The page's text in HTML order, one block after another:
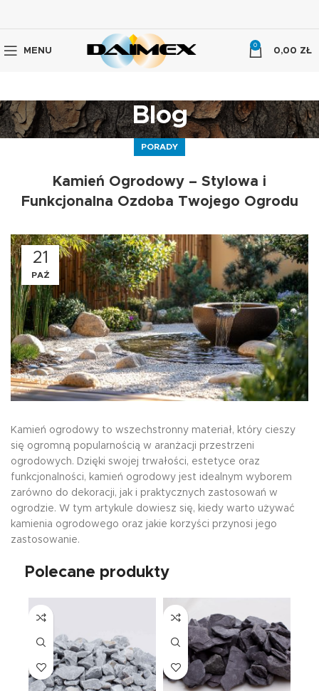
MENU
0
0,00 ZŁ
Blog
PORADY
Kamień Ogrodowy – Stylowa i
Funkcjonalna Ozdoba Twojego Ogrodu
21
PAŹ
Kamień ogrodowy to wszechstronny materiał, który cieszy
się ogromną popularnością w aranżacji przestrzeni
ogrodowych. Dzięki swojej trwałości, estetyce oraz
funkcjonalności, kamień ogrodowy jest idealnym wyborem
zarówno do dekoracji, jak i praktycznych zastosowań w
ogrodzie. W tym artykule dowiesz się, kiedy warto używać
kamienia ogrodowego oraz jakie korzyści przynosi jego
zastosowanie.
Polecane produkty